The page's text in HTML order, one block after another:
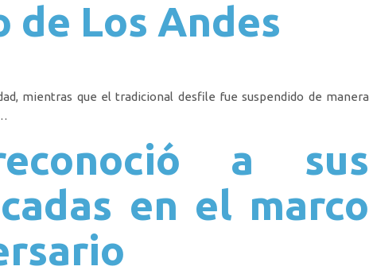
de Los Andes
mientras que el tradicional desfile fue suspendido de manera
a sus
en el marco